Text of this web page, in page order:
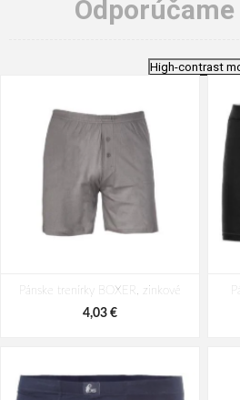
High-contrast
Pánske trenírky BOXER, zinkové
4,03 €